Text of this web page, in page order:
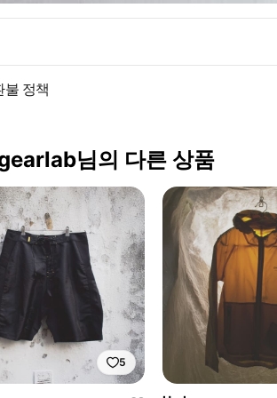
불 정책
님의 다른 상품
5